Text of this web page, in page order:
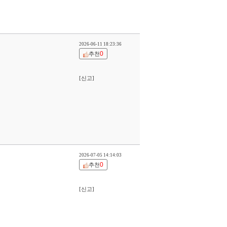
2026-06-11 18:23:36
추천0
[신고]
2026-07-05 14:14:03
추천0
[신고]